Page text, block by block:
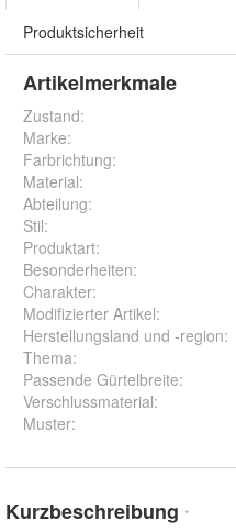
Produktsicherheit
Artikelmerkmale
Zustand:
Marke:
Farbrichtung:
Material:
Abteilung:
Stil:
Produktart:
Besonderheiten:
Charakter:
Modifizierter Artikel:
Herstellungsland und -region:
Thema:
Passende Gürtelbreite:
Verschlussmaterial:
Muster:
Kurzbeschreibung *